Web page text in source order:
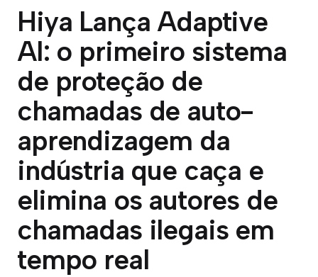
Hiya Lança Adaptive
AI: o primeiro sistema
de proteção de
chamadas de auto-
aprendizagem da
indústria que caça e
elimina os autores de
chamadas ilegais em
tempo real